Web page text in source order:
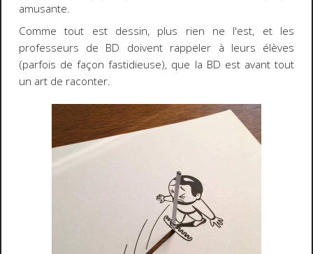
amusante.
Comme tout est dessin, plus rien ne l'est, et les
professeurs de BD doivent rappeler à leurs élèves
(parfois de façon fastidieuse), que la BD est avant tout
un art de raconter.